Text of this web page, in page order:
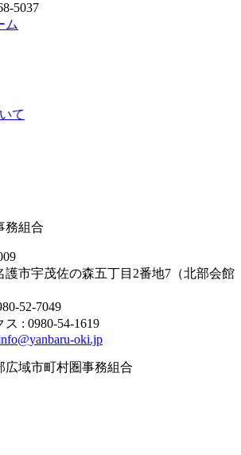
5037
ム
て
務組合
護市宇茂佐の森五丁目2番地7（北部会館
52-7049
ス : 0980-54-1619
oki.jp
広域市町村圏事務組合